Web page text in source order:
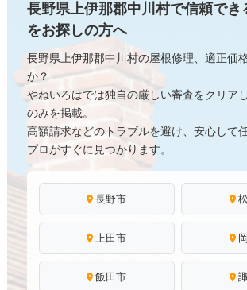
長野県上伊那郡中川村で信頼でき
をお探しの方へ
長野県上伊那郡中川村の屋根修理、適正価
か？
やねいろはでは独自の厳しい審査をクリア
のみを掲載。
高額請求などのトラブルを避け、安心して
プロがすぐに見つかります。
長野市
上田市
飯田市